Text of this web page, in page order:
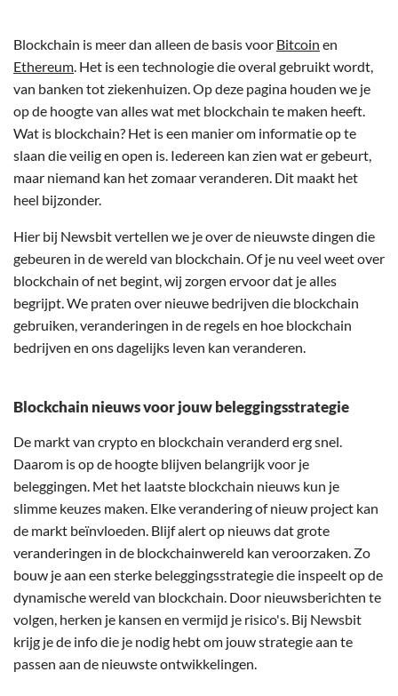
Blockchain is meer dan alleen de basis voor Bitcoin en
Ethereum. Het is een technologie die overal gebruikt wordt,
van banken tot ziekenhuizen. Op deze pagina houden we je
op de hoogte van alles wat met blockchain te maken heeft.
Wat is blockchain? Het is een manier om informatie op te
slaan die veilig en open is. Iedereen kan zien wat er gebeurt,
maar niemand kan het zomaar veranderen. Dit maakt het
heel bijzonder.
Hier bij Newsbit vertellen we je over de nieuwste dingen die
gebeuren in de wereld van blockchain. Of je nu veel weet over
blockchain of net begint, wij zorgen ervoor dat je alles
begrijpt. We praten over nieuwe bedrijven die blockchain
gebruiken, veranderingen in de regels en hoe blockchain
bedrijven en ons dagelijks leven kan veranderen.
Blockchain nieuws voor jouw beleggingsstrategie
De markt van crypto en blockchain veranderd erg snel.
Daarom is op de hoogte blijven belangrijk voor je
beleggingen. Met het laatste blockchain nieuws kun je
slimme keuzes maken. Elke verandering of nieuw project kan
de markt beïnvloeden. Blijf alert op nieuws dat grote
veranderingen in de blockchainwereld kan veroorzaken. Zo
bouw je aan een sterke beleggingsstrategie die inspeelt op de
dynamische wereld van blockchain. Door nieuwsberichten te
volgen, herken je kansen en vermijd je risico's. Bij Newsbit
krijg je de info die je nodig hebt om jouw strategie aan te
passen aan de nieuwste ontwikkelingen.